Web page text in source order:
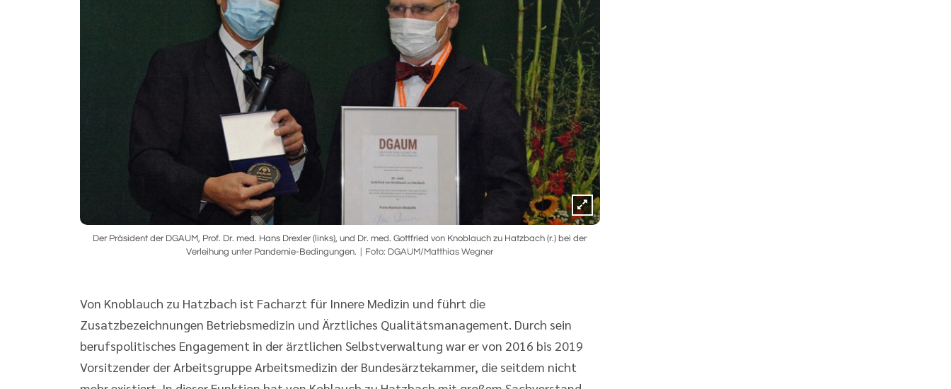
Der Präsident der DGAUM, Prof. Dr. med. Hans Drexler (links), und Dr. med. Gottfried von Knoblauch zu Hatzbach (r.) bei der
Verleihung unter Pandemie-Bedingungen.
Foto: DGAUM/Matthias Wegner
Von Knoblauch zu Hatzbach ist Facharzt für Innere Medizin und führt die
Zusatzbezeichnungen Betriebsmedizin und Ärztliches Qualitätsmanagement. Durch sein
berufspolitisches Engagement in der ärztlichen Selbstverwaltung war er von 2016 bis 2019
Vorsitzender der Arbeitsgruppe Arbeitsmedizin der Bundesärztekammer, die seitdem nicht